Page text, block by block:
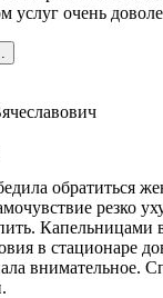
услуг очень
обратиться
резко
Капельницами
в стационаре
внимательное.